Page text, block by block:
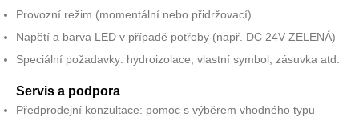
Provozní režim (momentální nebo přidržovací)
Napětí a barva LED v případě potřeby (např. DC 24V ZELENÁ)
Speciální požadavky: hydroizolace, vlastní symbol, zásuvka atd.
Servis a podpora
Předprodejní konzultace: pomoc s výběrem vhodného typu